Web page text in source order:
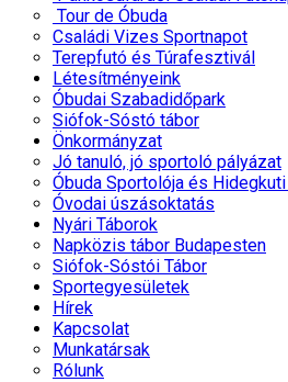
Tour de Óbuda
Családi Vizes Sportnapot
Terepfutó és Túrafesztivál
Létesítményeink
Óbudai Szabadidőpark
Siófok-Sóstó tábor
Önkormányzat
Jó tanuló, jó sportoló pályázat
Óbuda Sportolója és
Óvodai úszásoktatás
Nyári Táborok
Napközis tábor Budapesten
Siófok-Sóstói Tábor
Sportegyesületek
Hírek
Kapcsolat
Munkatársak
Rólunk